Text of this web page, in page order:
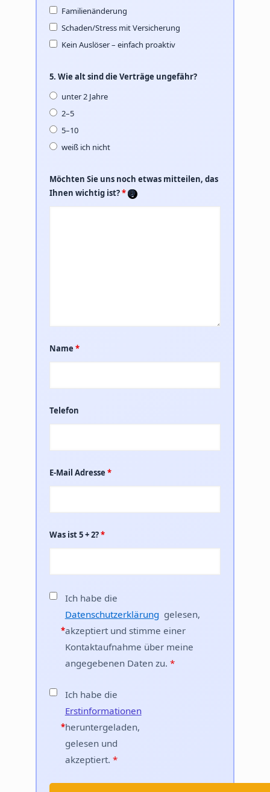
Familienänderung
Schaden/Stress mit Versicherung
Kein Auslöser – einfach proaktiv
5. Wie alt sind die Verträge ungefähr?
unter 2 Jahre
2–5
5–10
weiß ich nicht
Möchten Sie uns noch etwas mitteilen, das
Ihnen wichtig ist?*
Name *
Telefon
E-Mail Adresse *
Was ist 5 + 2?*
*
Ich habe die
Datenschutzerklärung gelesen,
akzeptiert und stimme einer
Kontaktaufnahme über meine
angegebenen Daten zu. *
*
Ich habe die
Erstinformationen
heruntergeladen,
gelesen und
akzeptiert. *